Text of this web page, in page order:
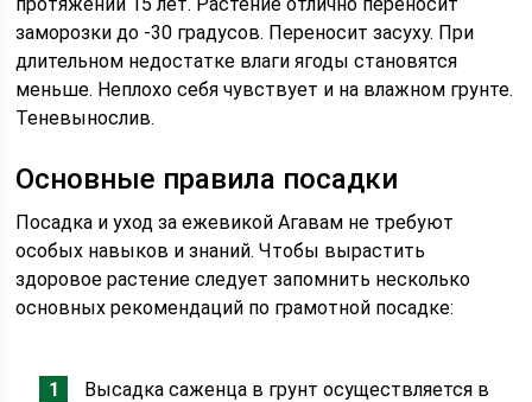
заморозки до -30 градусов. Переносит засуху. При
длительном недостатке влаги ягоды становятся
меньше. Неплохо себя чувствует и на влажном грунте.
Теневынослив.
Основные правила посадки
Посадка и уход за ежевикой Агавам не требуют
особых навыков и знаний. Чтобы вырастить
здоровое растение следует запомнить несколько
основных рекомендаций по грамотной посадке:
Высадка саженца в грунт осуществляется в